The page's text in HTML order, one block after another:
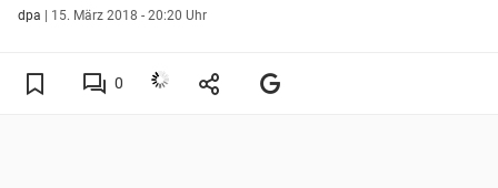
dpa | 15. März 2018 - 20:20 Uhr
0